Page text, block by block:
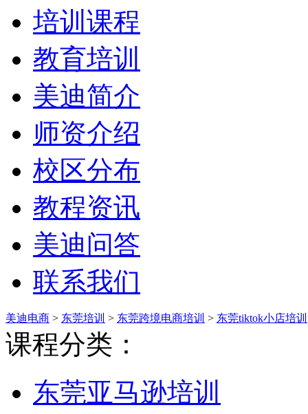
培训课程
教育培训
美迪简介
师资介绍
校区分布
教程资讯
美迪问答
联系我们
美迪电商 > 东莞培训 > 东莞跨境电商培训 > 东莞tiktok小店培训
课程分类：
东莞亚马逊培训